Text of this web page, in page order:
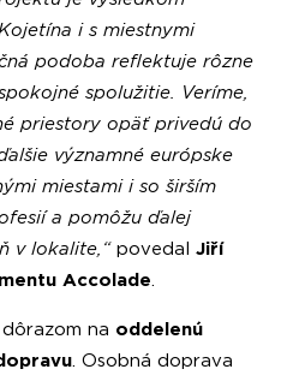
i s miestnymi
podoba reflektuje rôzne
spolužitie. Veríme,
priestory opäť privedú do
významné európske
miestami i so širším
a pomôžu ďalej
v lokalite,“ povedal Jiří
Accolade
na oddelenú
. Osobná doprava